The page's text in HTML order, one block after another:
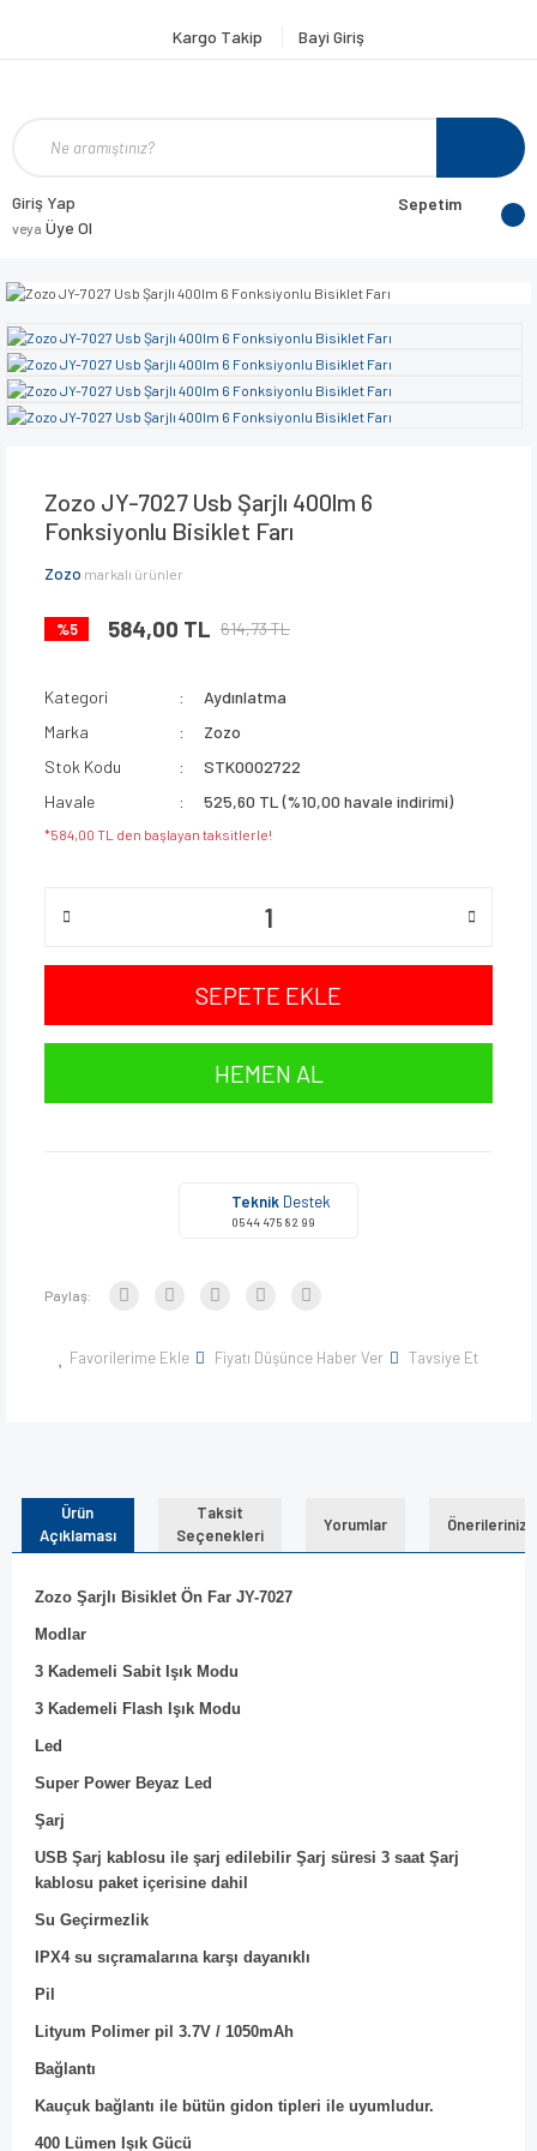
Kargo Takip Bayi Giriş
Giriş Yap
veya Üye Ol
Sepetim
Zozo JY-7027 Usb Şarjlı 400lm 6
Fonksiyonlu Bisiklet Farı
Zozo markalı ürünler
%5 584,00 TL 614,73 TL
Kategori
Aydınlatma
Marka
Zozo
Stok Kodu
STK0002722
Havale
525,60 TL (%10,00 havale indirimi)
*584,00 TL den başlayan taksitlerle!
SEPETE EKLE
HEMEN AL
Teknik Destek
0544 475 82 99
Paylaş:
Favorilerime Ekle Fiyatı Düşünce Haber Ver Tavsiye Et
Ürün
Açıklaması
Taksit
Seçenekleri
Yorumlar Önerileriniz
Zozo Şarjlı Bisiklet Ön Far JY-7027
Modlar
3 Kademeli Sabit Işık Modu
3 Kademeli Flash Işık Modu
Led
Super Power Beyaz Led
Şarj
USB Şarj kablosu ile şarj edilebilir Şarj süresi 3 saat Şarj
kablosu paket içerisine dahil
Su Geçirmezlik
IPX4 su sıçramalarına karşı dayanıklı
Pil
Lityum Polimer pil 3.7V / 1050mAh
Bağlantı
Kauçuk bağlantı ile bütün gidon tipleri ile uyumludur.
400 Lümen Işık Gücü